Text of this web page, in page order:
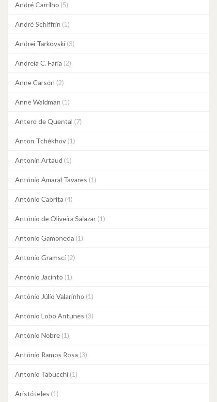
André Carrilho (5)
André Schiffrin (1)
Andrei Tarkovski (3)
Andreia C. Faria (2)
Anne Carson (2)
Anne Waldman (1)
Antero de Quental (7)
Anton Tchékhov (1)
Antonin Artaud (1)
António Amaral Tavares (1)
António Cabrita (4)
António de Oliveira Salazar (1)
Antonio Gamoneda (1)
Antonio Gramsci (2)
António Jacinto (1)
António Júlio Valarinho (1)
António Lobo Antunes (3)
António Nobre (1)
António Ramos Rosa (3)
Antonio Tabucchi (1)
Aristóteles (1)